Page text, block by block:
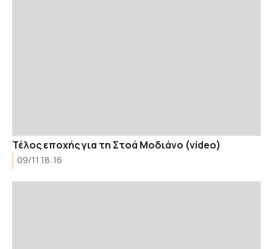
Τέλος εποχής για τη Στοά Μοδιάνο (video)
09/11 18:16